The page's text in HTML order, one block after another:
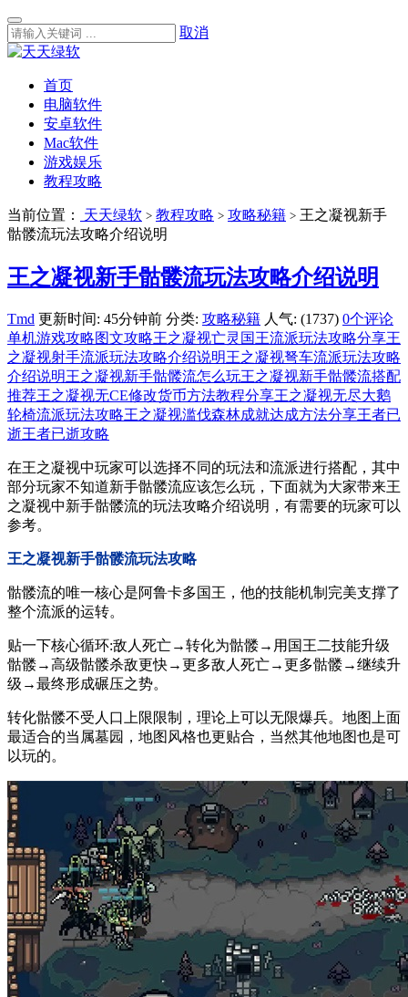
取消
首页
电脑软件
安卓软件
Mac软件
游戏娱乐
教程攻略
当前位置： 天天绿软 > 教程攻略 > 攻略秘籍 > 王之凝视新手
骷髅流玩法攻略介绍说明
王之凝视新手骷髅流玩法攻略介绍说明
Tmd 更新时间: 45分钟前 分类: 攻略秘籍 人气: (1737) 0个评论
单机游戏攻略图文攻略王之凝视亡灵国王流派玩法攻略分享王
之凝视射手流派玩法攻略介绍说明王之凝视弩车流派玩法攻略
介绍说明王之凝视新手骷髅流怎么玩王之凝视新手骷髅流搭配
推荐王之凝视无CE修改货币方法教程分享王之凝视无尽大鹅
轮椅流派玩法攻略王之凝视滥伐森林成就达成方法分享王者已
逝王者已逝攻略
在王之凝视中玩家可以选择不同的玩法和流派进行搭配，其中
部分玩家不知道新手骷髅流应该怎么玩，下面就为大家带来王
之凝视中新手骷髅流的玩法攻略介绍说明，有需要的玩家可以
参考。
王之凝视新手骷髅流玩法攻略
骷髅流的唯一核心是阿鲁卡多国王，他的技能机制完美支撑了
整个流派的运转。
贴一下核心循环:敌人死亡→转化为骷髅→用国王二技能升级
骷髅→高级骷髅杀敌更快→更多敌人死亡→更多骷髅→继续升
级→最终形成碾压之势。
转化骷髅不受人口上限限制，理论上可以无限爆兵。地图上面
最适合的当属墓园，地图风格也更贴合，当然其他地图也是可
以玩的。